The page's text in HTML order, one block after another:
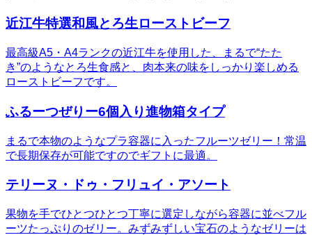
近江牛特選和風とろ生ローストビーフ
最高級A5・A4ランクの近江牛を使用した、まるで“たた
き”のようなとろ生食感と、肉本来の味をしっかり楽しめる
ローストビーフです。
ふるーつぜりー6個入り進物箱タイプ
まるで本物のようなプラ容器に入ったフルーツゼリー！常温
で長期保存が可能ですのでギフトに最適。
テリーヌ・ドゥ・フリュイ・アソート
果物を手でひとつひとつ丁寧に選定しながら容器に並べフル
ーツたっぷりのゼリー。みずみずしい宝石のようなゼリーは